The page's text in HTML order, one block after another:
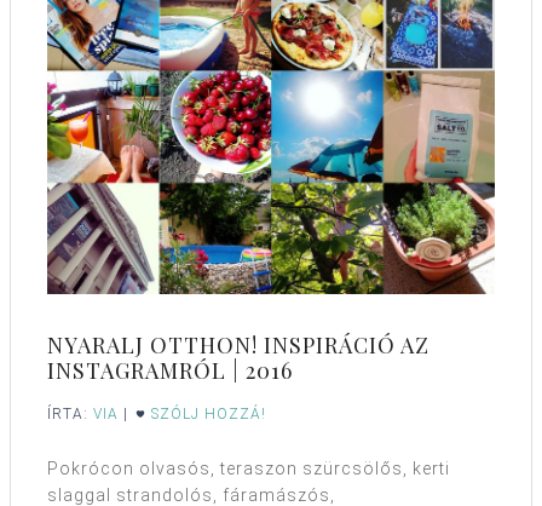
NYARALJ OTTHON! INSPIRÁCIÓ AZ
INSTAGRAMRÓL | 2016
ÍRTA: VIA | SZÓLJ HOZZÁ!
Pokrócon olvasós, teraszon szürcsölős, kerti
slaggal strandolós, fáramászós,